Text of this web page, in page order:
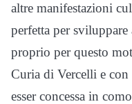
altre manifestazioni
perfetta per
proprio per questo
Curia di Vercelli e con
esser concessa in